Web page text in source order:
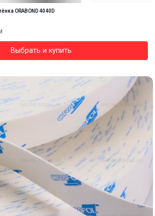
ORABOND 4040D
Выбрать и купить